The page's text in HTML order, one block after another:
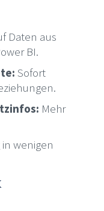
Daten aus
BI.
Sofort
Mehr
wenigen